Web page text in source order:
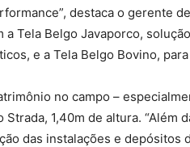
destaca o gerente
a Tela Belgo Javaporco,
e a Tela Belgo Bovino,
no campo –
1,40m de altura. “Além
das instalações e depósitos